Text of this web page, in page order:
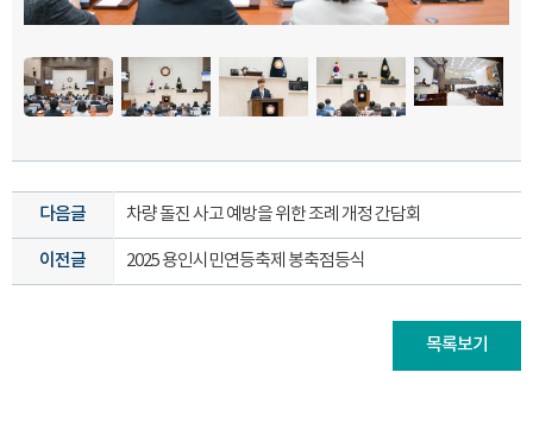
다음글 차량 돌진 사고 예방을 위한 조례 개정 간담회
이전글 2025 용인시민연등축제 봉축점등식
목록보기